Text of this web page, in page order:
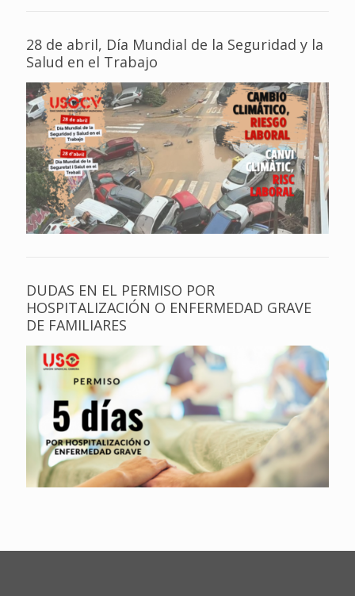
28 de abril, Día Mundial de la Seguridad y la
Salud en el Trabajo
DUDAS EN EL PERMISO POR
HOSPITALIZACIÓN O ENFERMEDAD GRAVE
DE FAMILIARES